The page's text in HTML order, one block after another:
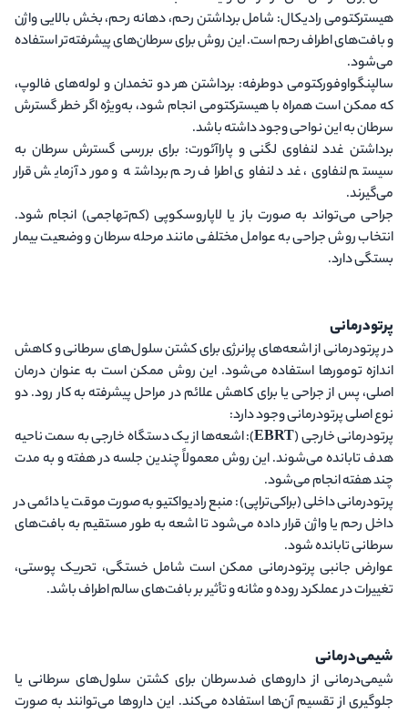
هیسترکتومی رادیکال: شامل برداشتن رحم، دهانه رحم، بخش بالایی واژن
و بافت‌های اطراف رحم است. این روش برای سرطان‌های پیشرفته‌تر استفاده
می‌شود.
سالپنگواوفورکتومی دوطرفه: برداشتن هر دو تخمدان و لوله‌های فالوپ،
که ممکن است همراه با هیسترکتومی انجام شود، به‌ویژه اگر خطر گسترش
سرطان به این نواحی وجود داشته باشد.
برداشتن غدد لنفاوی لگنی و پاراآئورت: برای بررسی گسترش سرطان به
سیستم لنفاوی، غدد لنفاوی اطراف رحم برداشته و مورد آزمایش قرار
می‌گیرند.
جراحی می‌تواند به صورت باز یا لاپاروسکوپی (کم‌تهاجمی) انجام شود.
انتخاب روش جراحی به عوامل مختلفی مانند مرحله سرطان و وضعیت بیمار
بستگی دارد.
پرتودرمانی
در پرتودرمانی از اشعه‌های پرانرژی برای کشتن سلول‌های سرطانی و کاهش
اندازه تومورها استفاده می‌شود. این روش ممکن است به عنوان درمان
اصلی، پس از جراحی یا برای کاهش علائم در مراحل پیشرفته به کار رود. دو
نوع اصلی پرتودرمانی وجود دارد:
پرتودرمانی خارجی (EBRT)
: اشعه‌ها از یک دستگاه خارجی به سمت ناحیه
هدف تابانده می‌شوند. این روش معمولاً چندین جلسه در هفته و به مدت
چند هفته انجام می‌شود.
پرتودرمانی داخلی (براکی‌تراپی): منبع رادیواکتیو به صورت موقت یا دائمی در
داخل رحم یا واژن قرار داده می‌شود تا اشعه به طور مستقیم به بافت‌های
سرطانی تابانده شود.
عوارض جانبی پرتودرمانی ممکن است شامل خستگی، تحریک پوستی،
تغییرات در عملکرد روده و مثانه و تأثیر بر بافت‌های سالم اطراف باشد.
شیمی‌درمانی
شیمی‌درمانی از داروهای ضدسرطان برای کشتن سلول‌های سرطانی یا
جلوگیری از تقسیم آن‌ها استفاده می‌کند. این داروها می‌توانند به صورت